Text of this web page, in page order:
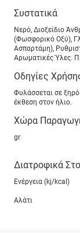
Συστατικά
Nερό, Διοξείδιο
(Φωσφορικό Οξύ),
Ασπαρτάμη),
Aρωματικές Ύλες.
Οδηγίες
Φυλάσσεται σε
έκθεση στον ήλιο.
Χώρα
gr
Διατροφικά
Ενέργεια (kj/kcal)
Αλάτι